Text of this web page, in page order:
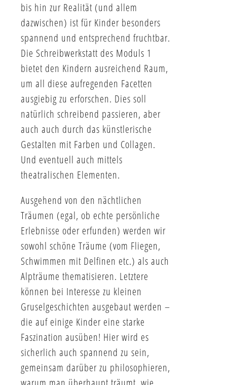
bis hin zur Realität (und allem
dazwischen) ist für Kinder besonders
spannend und entsprechend fruchtbar.
Die Schreibwerkstatt des Moduls 1
bietet den Kindern ausreichend Raum,
um all diese aufregenden Facetten
ausgiebig zu erforschen. Dies soll
natürlich schreibend passieren, aber
auch auch durch das künstlerische
Gestalten mit Farben und Collagen.
Und eventuell auch mittels
theatralischen Elementen.
Ausgehend von den nächtlichen
Träumen (egal, ob echte persönliche
Erlebnisse oder erfunden) werden wir
sowohl schöne Träume (vom Fliegen,
Schwimmen mit Delfinen etc.) als auch
Alpträume thematisieren. Letztere
können bei Interesse zu kleinen
Gruselgeschichten ausgebaut werden –
die auf einige Kinder eine starke
Faszination ausüben! Hier wird es
sicherlich auch spannend zu sein,
gemeinsam darüber zu philosophieren,